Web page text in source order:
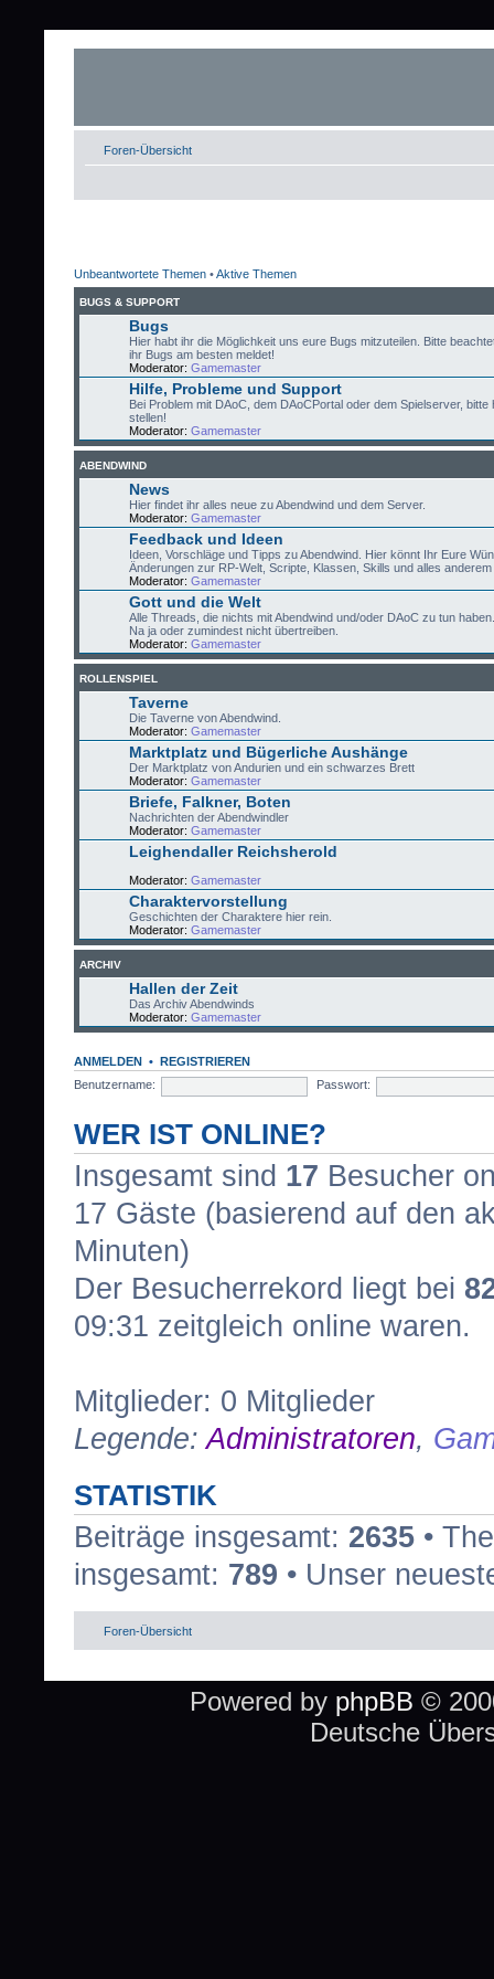
Foren-Übersicht
Unbeantwortete Themen •Aktive Themen
BUGS & SUPPORT
Bugs
Hier habt ihr die Möglichkeit uns eure Bugs mitzuteilen. Bitte
ihr Bugs am besten meldet!
Moderator: Gamemaster
Hilfe, Probleme und Support
Bei Problem mit DAoC, dem DAoCPortal oder dem Spielserver, bitte
stellen!
Moderator: Gamemaster
ABENDWIND
News
Hier findet ihr alles neue zu Abendwind und dem Server.
Moderator: Gamemaster
Feedback und Ideen
Ideen, Vorschläge und Tipps zu Abendwind. Hier könnt Ihr Eure
Änderungen zur RP-Welt, Scripte, Klassen, Skills und alles
Moderator: Gamemaster
Gott und die Welt
Alle Threads, die nichts mit Abendwind und/oder DAoC zu tun
Na ja oder zumindest nicht übertreiben.
Moderator: Gamemaster
ROLLENSPIEL
Taverne
Die Taverne von Abendwind.
Moderator: Gamemaster
Marktplatz und Bügerliche Aushänge
Der Marktplatz von Andurien und ein schwarzes Brett
Moderator: Gamemaster
Briefe, Falkner, Boten
Nachrichten der Abendwindler
Moderator: Gamemaster
Leighendaller Reichsherold
Moderator: Gamemaster
Charaktervorstellung
Geschichten der Charaktere hier rein.
Moderator: Gamemaster
ARCHIV
Hallen der Zeit
Das Archiv Abendwinds
Moderator: Gamemaster
ANMELDEN • REGISTRIEREN
Benutzername:
Passwort:
WER IST ONLINE?
Insgesamt sind 17 Besucher
17 Gäste (basierend auf den
Minuten)
Der Besucherrekord liegt bei
09:31 zeitgleich online waren.
Mitglieder: 0 Mitglieder
Legende:Administratoren,
STATISTIK
Beiträge insgesamt: 2635 •
insgesamt: 789 • Unser
Foren-Übersicht
Powered by phpBB ©
Deutsche